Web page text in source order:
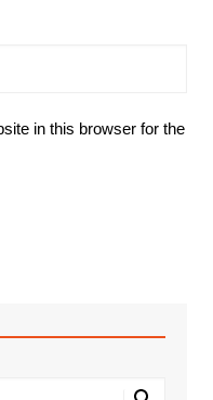
in this browser for the